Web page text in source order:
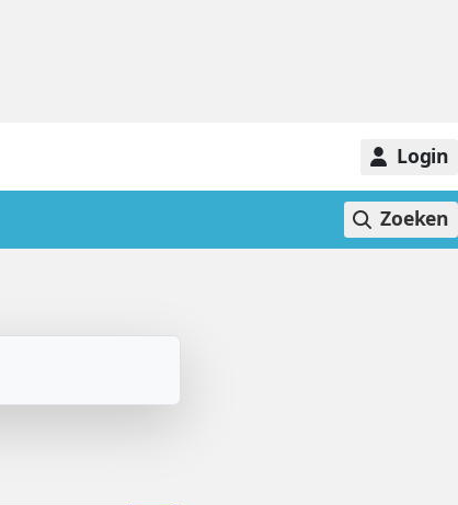
Login
Zoeken